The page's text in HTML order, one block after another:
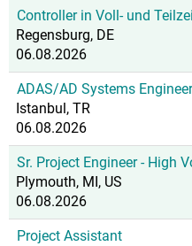
Controller in Voll- und
Regensburg, DE
06.08.2026
ADAS/AD Systems Engineer
Istanbul, TR
06.08.2026
Sr. Project Engineer - High
Plymouth, MI, US
06.08.2026
Project Assistant